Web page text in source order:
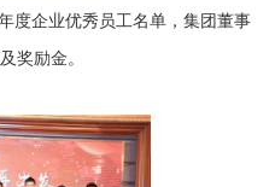
度企业优秀员工名单， 集团董事
奖励金。